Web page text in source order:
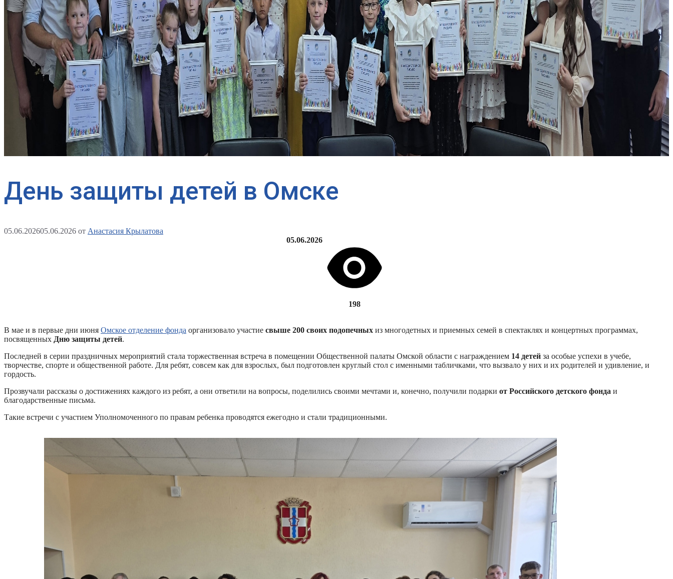
День защиты детей в Омске
05.06.202605.06.2026 от Анастасия Крылатова
05.06.2026
198
В мае и в первые дни июня Омское отделение фонда организовало участие свыше 200 своих подопечных из многодетных и приемных семей в спектаклях и концертных программах,
посвященных Дню защиты детей.
Последней в серии праздничных мероприятий стала торжественная встреча в помещении Общественной палаты Омской области с награждением 14 детей за особые успехи в учебе,
творчестве, спорте и общественной работе. Для ребят, совсем как для взрослых, был подготовлен круглый стол с именными табличками, что вызвало у них и их родителей и удивление, и
гордость.
Прозвучали рассказы о достижениях каждого из ребят, а они ответили на вопросы, поделились своими мечтами и, конечно, получили подарки от Российского детского фонда и
благодарственные письма.
Такие встречи с участием Уполномоченного по правам ребенка проводятся ежегодно и стали традиционными.